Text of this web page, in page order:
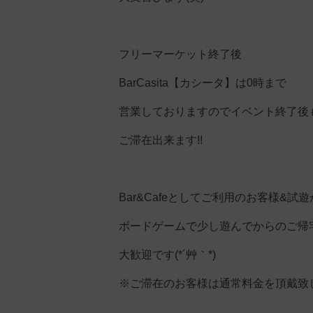
フリーマーケット終了後
BarCasita【カシータ】は0時まで
営業しておりますのでイベント終了後
ご滞在出来ます!!
Bar&Cafeとしてご利用のお客様&試遊
ボードゲームで少し遊んでからのご帰
大歓迎です(*´艸｀*)
※ご滞在のお客様は通常料金を頂戴致